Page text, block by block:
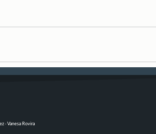
· Vanesa Rovira